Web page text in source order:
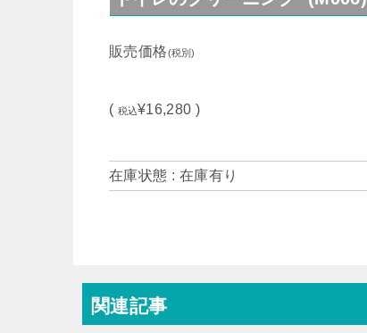
販売価格(税別)
( 税込¥16,280 )
在庫状態 : 在庫有り
関連記事